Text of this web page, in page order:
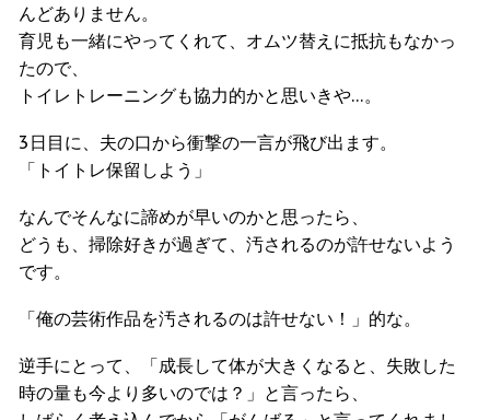
んどありません。
育児も一緒にやってくれて、オムツ替えに抵抗もなかっ
たので、
トイレトレーニングも協力的かと思いきや…。
3日目に、夫の口から衝撃の一言が飛び出ます。
「トイトレ保留しよう」
なんでそんなに諦めが早いのかと思ったら、
どうも、掃除好きが過ぎて、汚されるのが許せないよう
です。
「俺の芸術作品を汚されるのは許せない！」的な。
逆手にとって、「成長して体が大きくなると、失敗した
時の量も今より多いのでは？」と言ったら、